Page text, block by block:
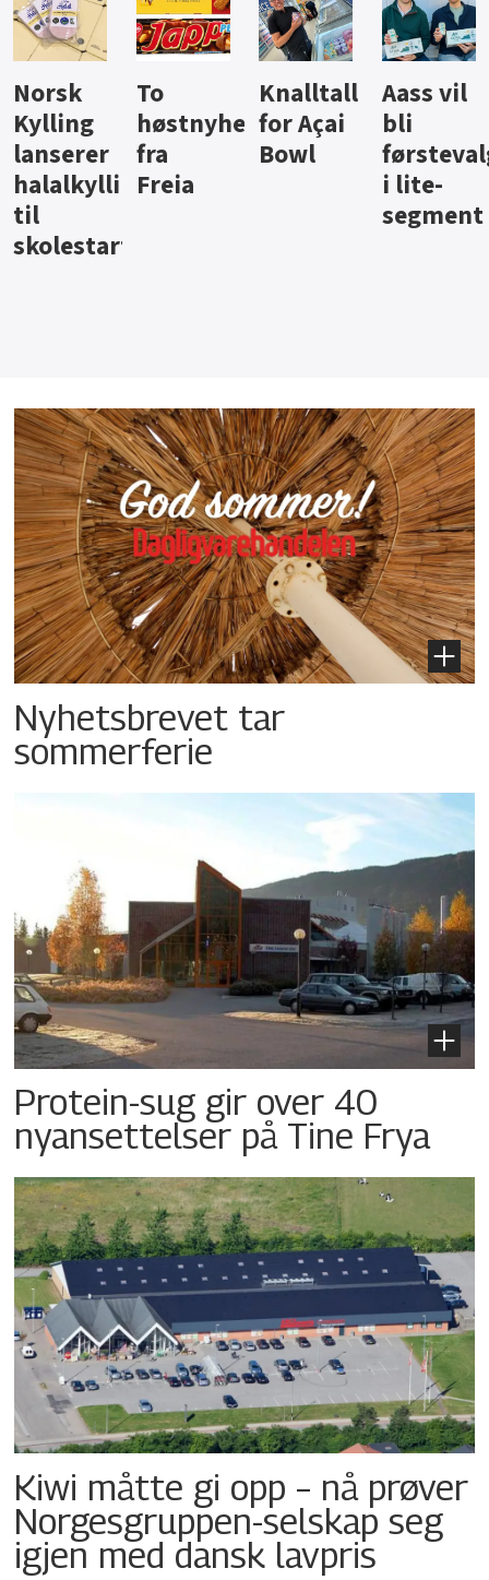
Knalltall
for Açai
Bowl
Aass vil
bli
førstevalg
i lite-
Brus og
jus fra
Berentsen
Hard
iste fra
Hansa
Nyhetsbrevet tar
sommerferie
Protein-sug gir over 40
nyansettelser på Tine Frya
Kiwi måtte gi opp – nå prøver
Norgesgruppen-selskap seg
igjen med dansk lavpris